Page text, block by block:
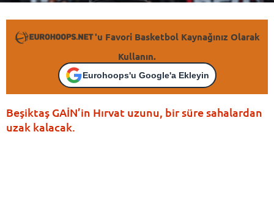
'u Favori Basketbol Kaynağınız Olarak
Kullanın.
Eurohoops'u Google'a Ekleyin
Beşiktaş GAİN’in Hırvat uzunu, bir süre sahalardan
uzak kalacak.